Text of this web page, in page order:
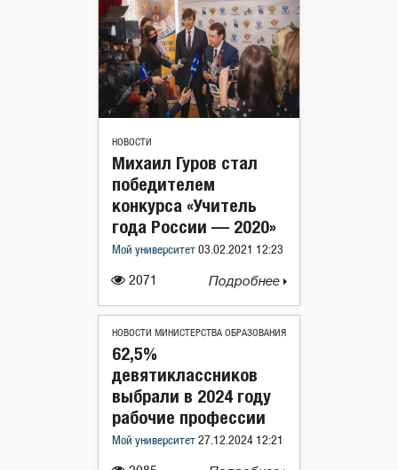
НОВОСТИ
2071
Михаил Гуров стал
победителем
конкурса «Учитель
года России — 2020»
Мой университет 03.02.2021 12:23
Подробнее
НОВОСТИ МИНИСТЕРСТВА ОБРАЗОВАНИЯ
62,5%
девятиклассников
выбрали в 2024 году
рабочие профессии
Мой университет 27.12.2024 12:21